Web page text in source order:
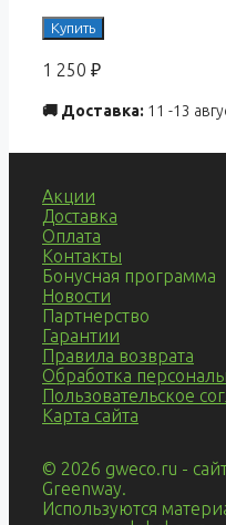
Купить
1 250 ₽
🚚 Доставка: 11 -13
Акции
Доставка
Оплата
Контакты
Бонусная программа
Новости
Партнерство
Гарантии
Правила возврата
Обработка
Пользовательское
Карта сайта
© 2026 gweco.ru -
Greenway.
Используются